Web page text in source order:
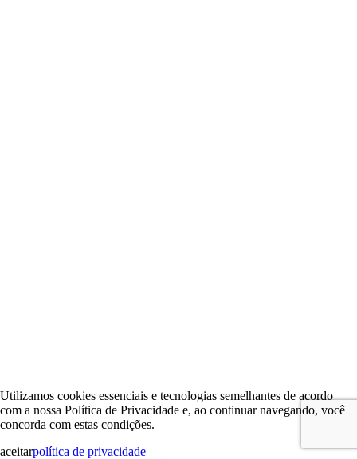
Utilizamos cookies essenciais e tecnologias semelhantes de acordo
com a nossa Política de Privacidade e, ao continuar navegando, você
concorda com estas condições.
aceitarpolítica de privacidade